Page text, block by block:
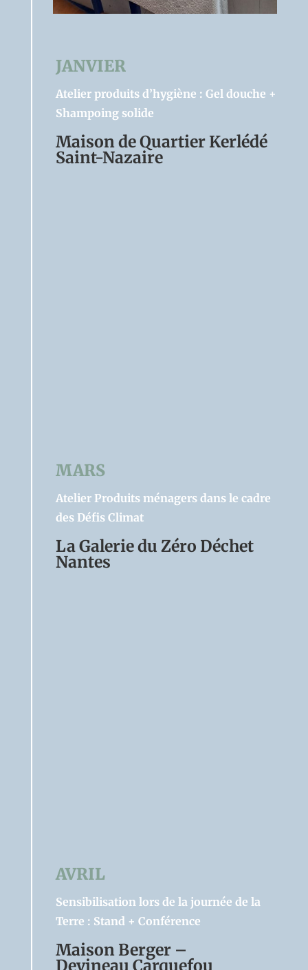
JANVIER
Atelier produits d’hygiène : Gel douche +
Shampoing solide
Maison de Quartier Kerlédé
Saint-Nazaire
MARS
Atelier Produits ménagers dans le cadre
des Défis Climat
La Galerie du Zéro Déchet
Nantes
AVRIL
Sensibilisation lors de la journée de la
Terre : Stand + Conférence
Maison Berger –
Devineau Carquefou